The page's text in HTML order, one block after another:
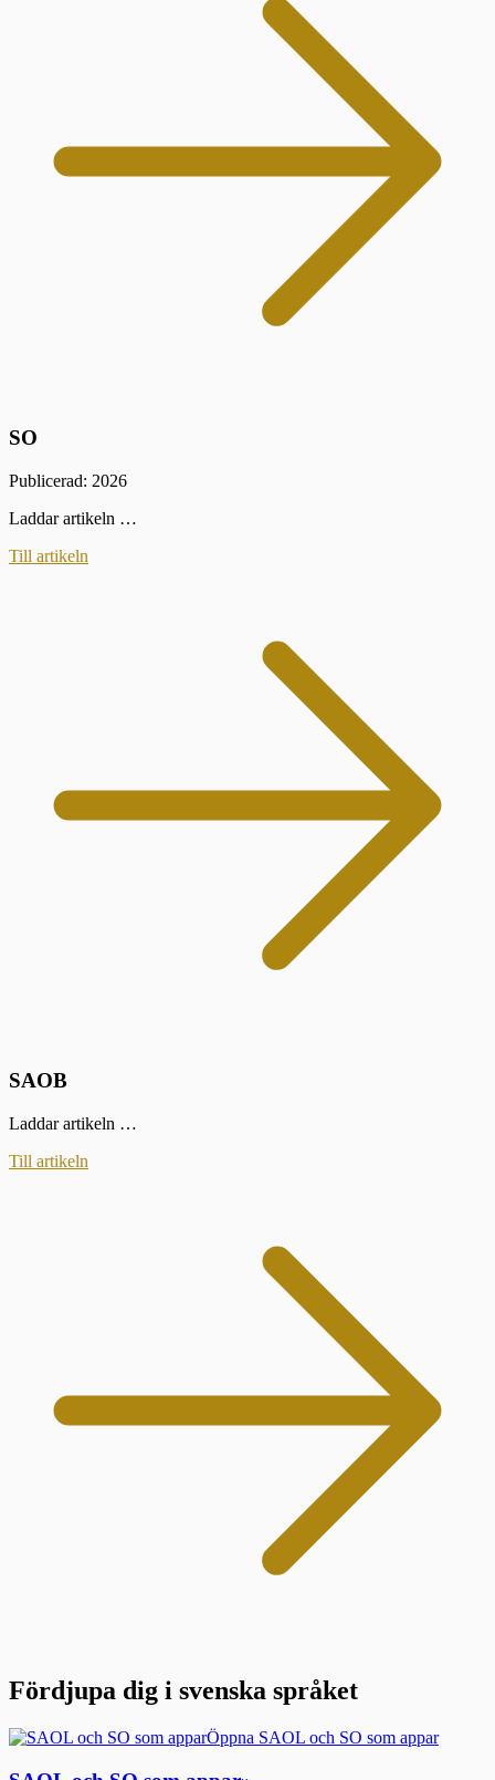
SO
Publicerad: 2026
Laddar artikeln …
Till artikeln
SAOB
Laddar artikeln …
Till artikeln
Fördjupa dig i svenska språket
Öppna SAOL och SO som appar